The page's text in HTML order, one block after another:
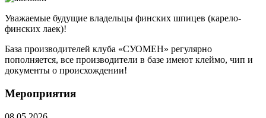
Уважаемые будущие владельцы финских шпицев (карело-
финских лаек)!
База производителей клуба «СУОМЕН» регулярно
пополняется, все производители в базе имеют клеймо, чип и
документы о происхождении!
Мероприятия